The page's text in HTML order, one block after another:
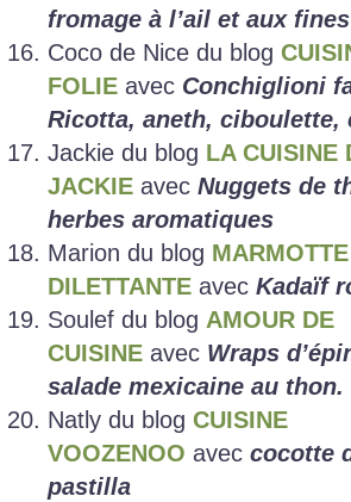
fromage à l’ail et aux
Coco de Nice du blog
FOLIE avec Conchiglioni
Ricotta, aneth, ciboulette,
Jackie du blog LA CUISINE
JACKIE avec Nuggets de
herbes aromatiques
Marion du blog
DILETTANTE avec Kadaïf
Soulef du blog AMOUR DE
CUISINE avec Wraps
salade mexicaine au thon.
Natly du blog CUISINE
VOOZENOO avec cocotte
pastilla